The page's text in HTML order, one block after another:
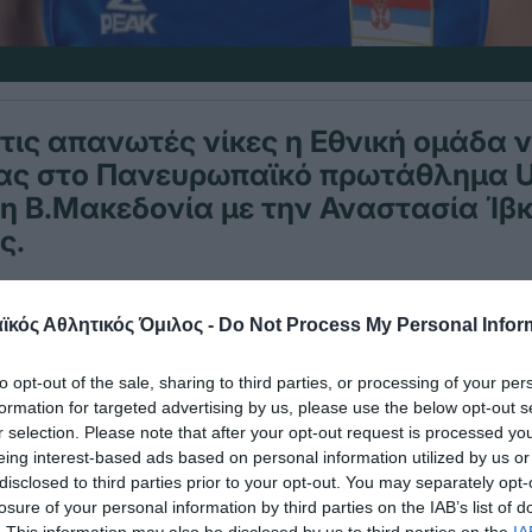
Αθλητικός Όμιλος - Do Not Process My Personal
opt-out of the sale, sharing to third parties, or processing of your
for targeted advertising by us, please use the below opt-out
selection. Please note that after your opt-out request is processed
interest-based ads based on personal information utilized by us
to third parties prior to your opt-out. You may separately
of your personal information by third parties on the IAB’s list of
τις απανωτές νίκες η Εθνική ομάδα
στο Πανευρωπαϊκό πρωτάθλημα
Β.Μακεδονία με την Αναστασία
της Σερβίας χτες επιβλήθηκε της Ολλανδίας
αγωνίζεται στον αυτρανό ημιτελικό με την
άλλος ημιτελικός είναι Ιταλία-Πολωνία.
ΠΑΟ Αναστασία Ίβκοβιτς δεν χρησιμοποιήθηκε